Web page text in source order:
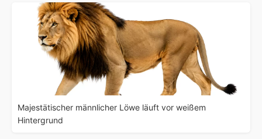
Majestätischer männlicher Löwe läuft vor weißem
Hintergrund